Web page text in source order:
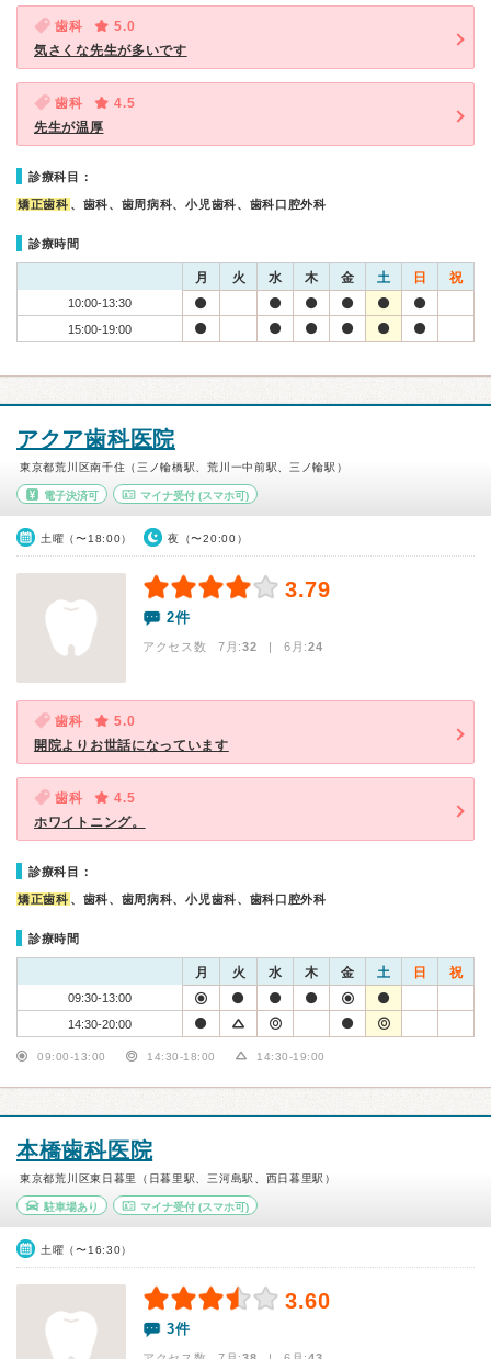
歯科
5.0
気さくな先生が多いです
歯科
4.5
先生が温厚
診療科目：
矯正歯科 、歯科、歯周病科、小児歯科、歯科口腔外科
診療時間
月 火 水 木 金 土 日 祝
10:00-13:30
15:00-19:00
アクア歯科医院
東京都荒川区南千住（三ノ輪橋駅、荒川一中前駅、三ノ輪駅）
電子決済可 マイナ受付(スマホ可)
土曜（〜18:00） 夜（〜20:00）
3.79
2件
アクセス数 7月:32 | 6月:24
歯科
5.0
開院よりお世話になっています
歯科
4.5
ホワイトニング。
診療科目：
矯正歯科 、歯科、歯周病科、小児歯科、歯科口腔外科
診療時間
月 火 水 木 金 土 日 祝
09:30-13:00
14:30-20:00
09:00-13:00 14:30-18:00 14:30-19:00
本橋歯科医院
東京都荒川区東日暮里（日暮里駅、三河島駅、西日暮里駅）
駐車場あり マイナ受付(スマホ可)
土曜（〜16:30）
3.60
3件